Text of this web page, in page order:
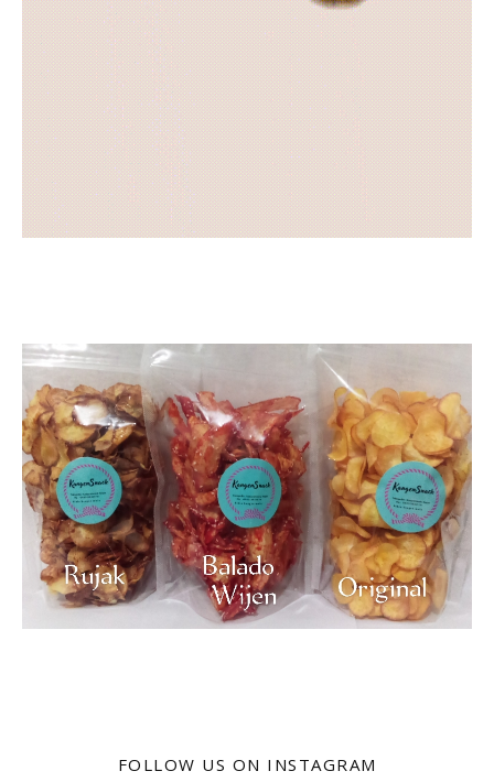
FOLLOW US ON INSTAGRAM